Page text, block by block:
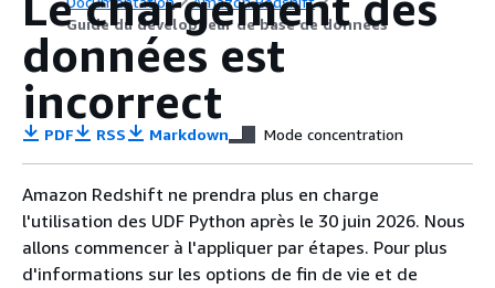
Guide du développeur de base de données
données est
incorrect
PDF RSS Markdown Mode concentration
Amazon Redshift ne prendra plus en charge
l'utilisation des UDF Python après le 30 juin 2026. Nous
allons commencer à l'appliquer par étapes. Pour plus
d'informations sur les options de fin de vie et de